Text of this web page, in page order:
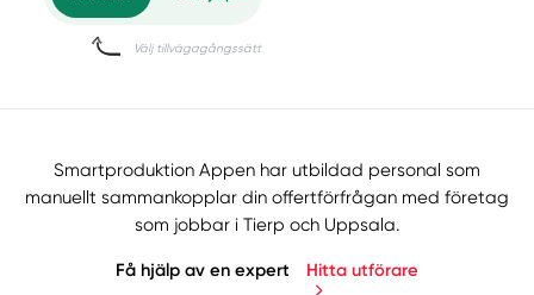
Smartproduktion Appen har utbildad personal som
manuellt sammankopplar din offertförfrågan med företag
som jobbar i Tierp och Uppsala.
Få hjälp av en expert Hitta utförare